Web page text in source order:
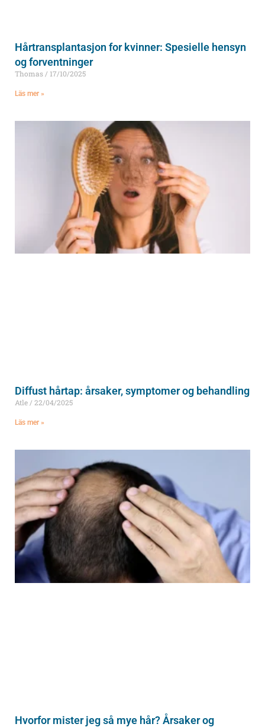
Hårtransplantasjon for kvinner: Spesielle hensyn
og forventninger
Thomas 17/10/2025
Läs mer »
Diffust hårtap: årsaker, symptomer og behandling
Atle 22/04/2025
Läs mer »
Hvorfor mister jeg så mye hår? Årsaker og